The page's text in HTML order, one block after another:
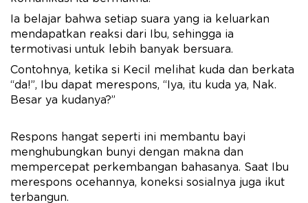
Ia belajar bahwa setiap suara yang ia keluarkan
mendapatkan reaksi dari Ibu, sehingga ia
termotivasi untuk lebih banyak bersuara.
Contohnya, ketika si Kecil melihat kuda dan berkata
“da!”, Ibu dapat merespons, “Iya, itu kuda ya, Nak.
Besar ya kudanya?”
Respons hangat seperti ini membantu bayi
menghubungkan bunyi dengan makna dan
mempercepat perkembangan bahasanya. Saat Ibu
merespons ocehannya, koneksi sosialnya juga ikut
terbangun.